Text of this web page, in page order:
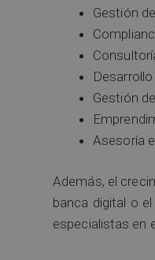
Gestión
Gestión
Asesoría
Además, el
banca digital o
especialistas en